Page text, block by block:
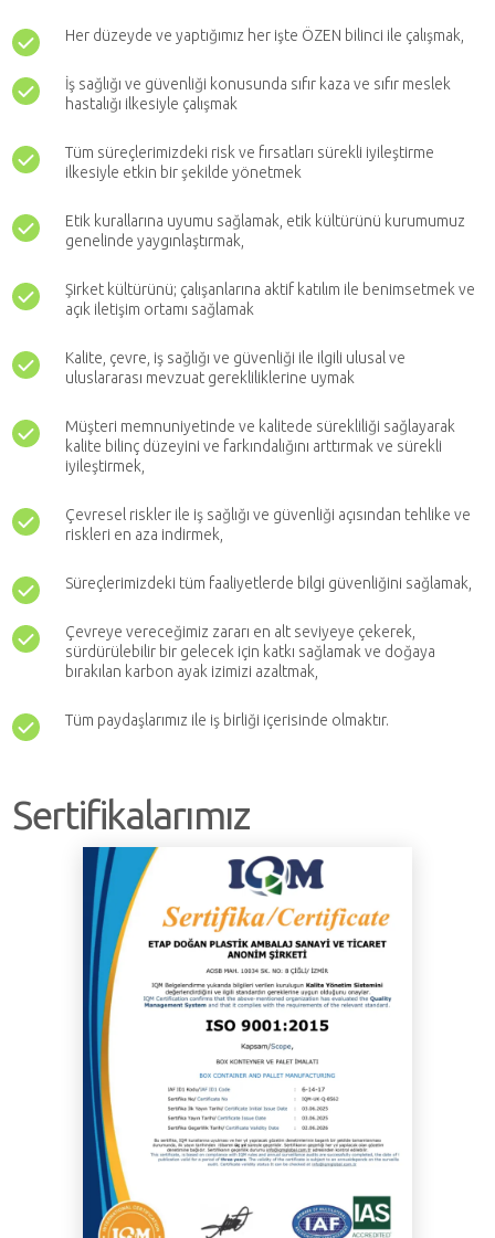
Her düzeyde ve yaptığımız her işte ÖZEN bilinci ile çalışmak,
İş sağlığı ve güvenliği konusunda sıfır kaza ve sıfır meslek
hastalığı ilkesiyle çalışmak
Tüm süreçlerimizdeki risk ve fırsatları sürekli iyileştirme
ilkesiyle etkin bir şekilde yönetmek
Etik kurallarına uyumu sağlamak, etik kültürünü kurumumuz
genelinde yaygınlaştırmak,
Şirket kültürünü; çalışanlarına aktif katılım ile benimsetmek ve
açık iletişim ortamı sağlamak
Kalite, çevre, iş sağlığı ve güvenliği ile ilgili ulusal ve
uluslararası mevzuat gerekliliklerine uymak
Müşteri memnuniyetinde ve kalitede sürekliliği sağlayarak
kalite bilinç düzeyini ve farkındalığını arttırmak ve sürekli
iyileştirmek,
Çevresel riskler ile iş sağlığı ve güvenliği açısından tehlike ve
riskleri en aza indirmek,
Süreçlerimizdeki tüm faaliyetlerde bilgi güvenliğini sağlamak,
Çevreye vereceğimiz zararı en alt seviyeye çekerek,
sürdürülebilir bir gelecek için katkı sağlamak ve doğaya
bırakılan karbon ayak izimizi azaltmak,
Tüm paydaşlarımız ile iş birliği içerisinde olmaktır.
Sertifikalarımız